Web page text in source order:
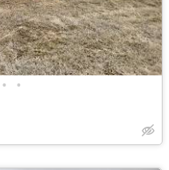
• •